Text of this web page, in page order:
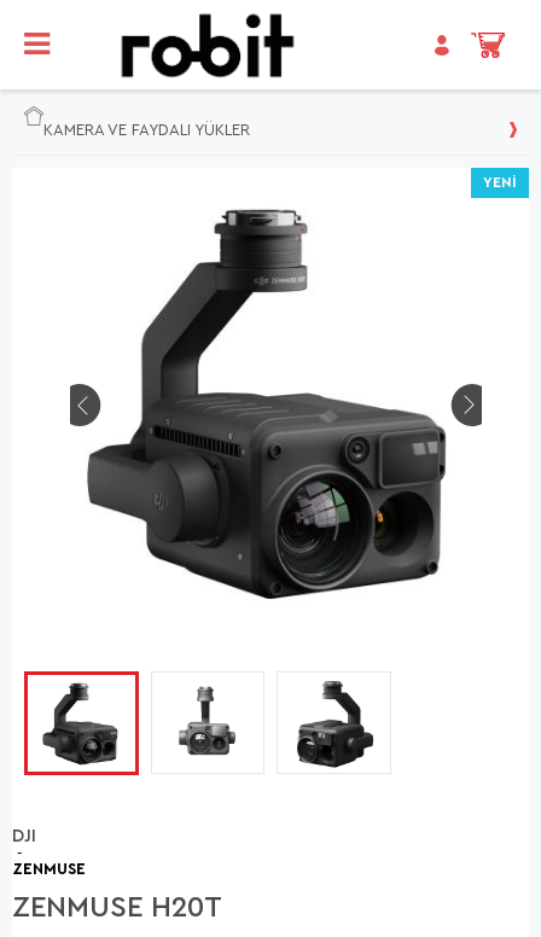
KAMERA VE FAYDALI YÜKLER
YENI
DJI
-
ZENMUSE
ZENMUSE H20T